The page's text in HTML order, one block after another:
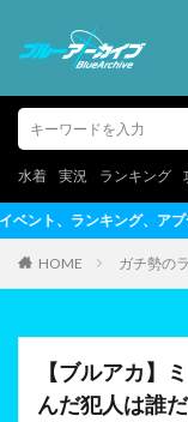
水着 実況 ランキング
者～上級者向けテクニッ
HOME ガチ勢の
【ブルアカ】
んだ犯人は誰